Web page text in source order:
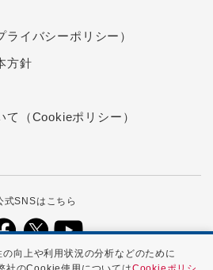
イバシーポリシー）
方針
（Cookieポリシー）
式SNSはこちら
向上や利用状況の分析などのために